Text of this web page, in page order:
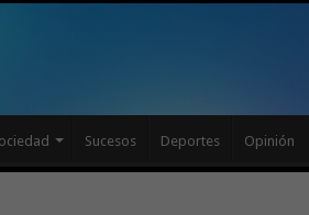
Sucesos Deportes Opinión